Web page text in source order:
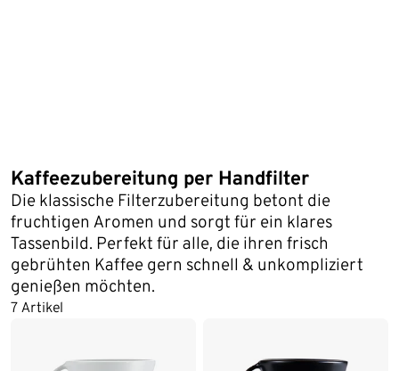
Kaffeezubereitung per Handfilter
Die klassische Filterzubereitung betont die
fruchtigen Aromen und sorgt für ein klares
Tassenbild. Perfekt für alle, die ihren frisch
gebrühten Kaffee gern schnell & unkompliziert
genießen möchten.
7 Artikel